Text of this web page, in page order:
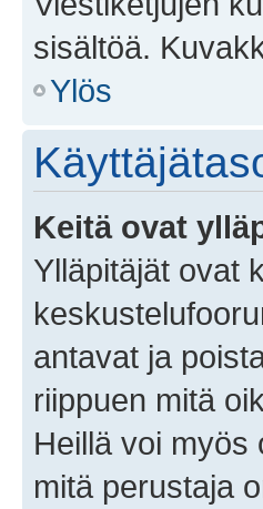
sisältöä.
Ylös
Keitä ovat
Ylläpitäjät ovat
antavat ja
riippuen mitä
Heillä voi myös
mitä perustaja